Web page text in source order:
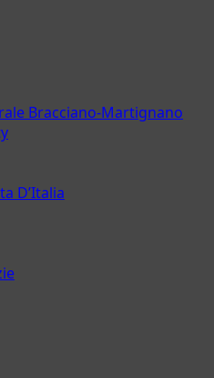
Bracciano-Martignano
D’Italia